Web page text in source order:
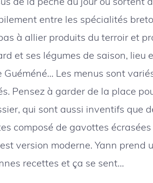
entre les spécialités
à allier produits du terroir et
et ses légumes de saison, lieu
Guéméné… Les menus sont
Pensez à garder de la place
qui sont aussi inventifs que
composé de gavottes
version moderne. Yann prend
recettes et ça se sent…